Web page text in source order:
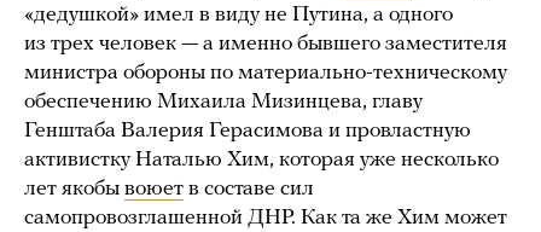
«дедушкой» имел в виду не Путина, а одного
из трех человек — а именно бывшего заместителя
министра обороны по материально-техническому
обеспечению Михаила Мизинцева, главу
Генштаба Валерия Герасимова и провластную
активистку Наталью Хим, которая уже несколько
лет якобы воюет в составе сил
самопровозглашенной ДНР. Как та же Хим может